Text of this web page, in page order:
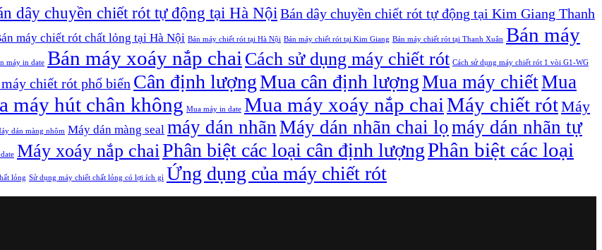
dây chuyền chiết rót tự động tại Hà Nội Bán dây chuyền chiết rót tự động tại Kim Giang Thanh
máy chiết rót chất lỏng tại Hà Nội Bán máy chiết rót tại Hà Nội Bán máy chiết rót tại Kim Giang Bán máy chiết rót tại Thanh Xuân Bán máy
máy in date Bán máy xoáy nắp chai Cách sử dụng máy chiết rót Cách sử dụng máy chiết rót 1 vòi G1-WG
chiết rót phổ biến Cân định lượngMua cân định lượngMua máy chiếtMua
máy hút chân không Mua máy in date Mua máy xoáy nắp chaiMáy chiết rótMáy
dán màng nhôm Máy dán màng seal máy dán nhãnMáy dán nhãn chai lọmáy dán nhãn tự
Máy xoáy nắp chaiPhân biệt các loại cân định lượngPhân biệt các loại
lỏng Sử dụng máy chiết chất lỏng có lợi ích gì Ứng dụng của máy chiết rót